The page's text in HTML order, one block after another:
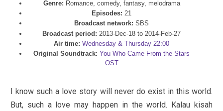
Genre: Romance, comedy, fantasy, melodrama
Episodes: 21
Broadcast network: SBS
Broadcast period: 2013-Dec-18 to 2014-Feb-27
Air time: Wednesday & Thursday 22:00
Original Soundtrack: You Who Came From the Stars
OST
I know such a love story will never do exist in this world.
But, such a love may happen in the world. Kalau kisah